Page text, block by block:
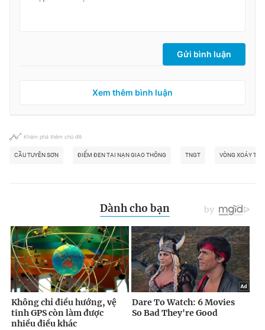
Gửi bình luận
Xem thêm bình luận
Khám phá thêm chủ đề
CẦU TUYÊN SƠN ĐIỂM ĐEN TAI NẠN GIAO THÔNG TNGT VÒNG XOÁY TỬ